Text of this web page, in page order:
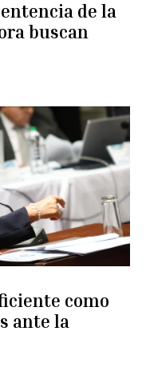
de la
buscan
como
ante la